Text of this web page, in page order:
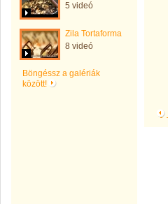
5 videó
Zila Tortaforma
8 videó
Böngéssz a galériák
között!